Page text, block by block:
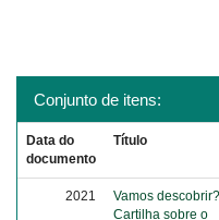
Conjunto de itens:
Data do
documento
Título
2021
Vamos descobrir?
Cartilha sobre o